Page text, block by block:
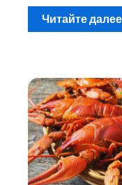
Читайте далее